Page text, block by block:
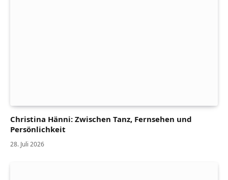
Christina Hänni: Zwischen Tanz, Fernsehen und
Persönlichkeit
28. Juli 2026